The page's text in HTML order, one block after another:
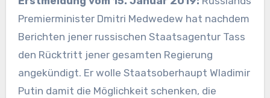
Premierminister Dmitri Medwedew hat nachdem
Berichten jener russischen Staatsagentur Tass
den Rücktritt jener gesamten Regierung
angekündigt. Er wolle Staatsoberhaupt Wladimir
Putin damit die Möglichkeit schenken, die